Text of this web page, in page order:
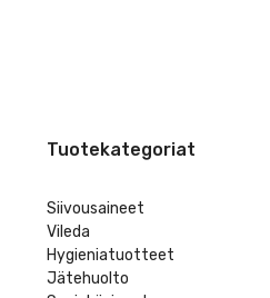
Tuotekategoriat
Siivousaineet
Vileda
Hygieniatuotteet
Jätehuolto